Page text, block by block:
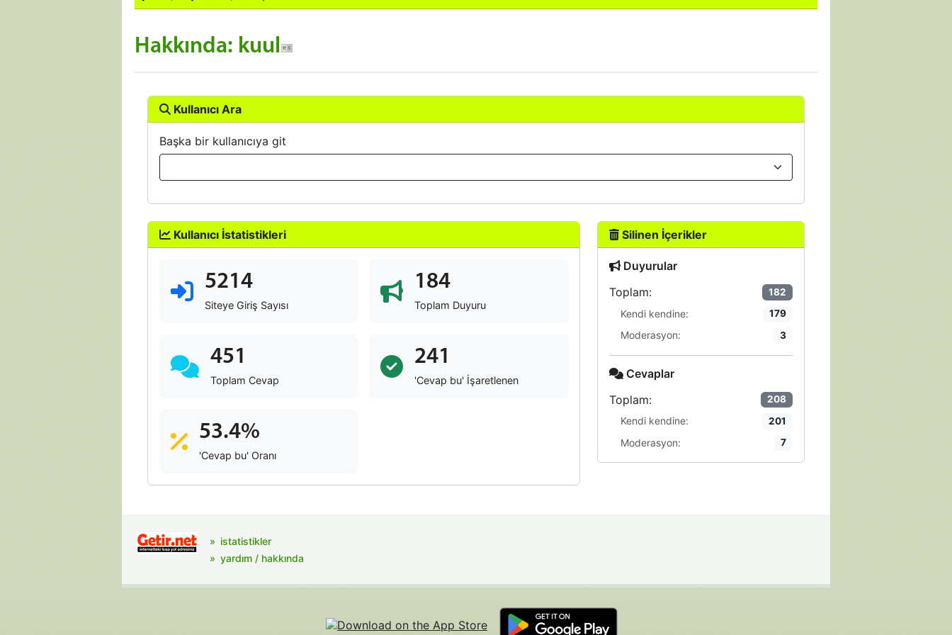
Hakkında: kuul
Kullanıcı Ara
Başka bir kullanıcıya git
Kullanıcı İstatistikleri
5214
Siteye Giriş Sayısı
184
Toplam Duyuru
451
Toplam Cevap
241
'Cevap bu' İşaretlenen
53.4%
'Cevap bu' Oranı
Silinen İçerikler
Duyurular
Toplam:
182
Kendi kendine: 179
Moderasyon: 3
Cevaplar
Toplam:
208
Kendi kendine: 201
Moderasyon: 7
istatistikler
yardım / hakkında